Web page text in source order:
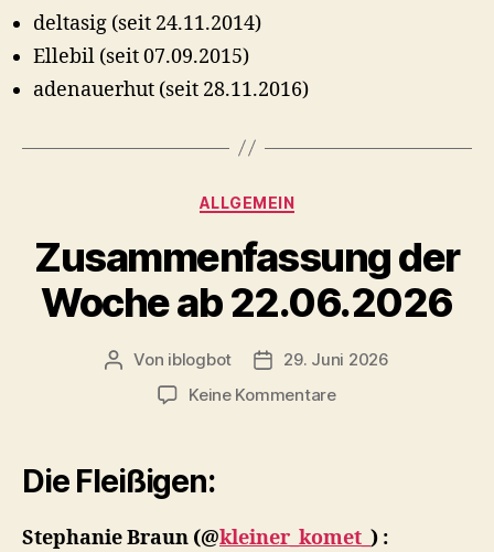
deltasig (seit 24.11.2014)
Ellebil (seit 07.09.2015)
adenauerhut (seit 28.11.2016)
Kategorien
ALLGEMEIN
Zusammenfassung der
Woche ab 22.06.2026
Beitragsautor
Von iblogbot Veröffentlichungsdatum
29. Juni 2026
Keine Kommentarezu
Die Fleißigen:
Stephanie Braun (@kleiner_komet_ ) :